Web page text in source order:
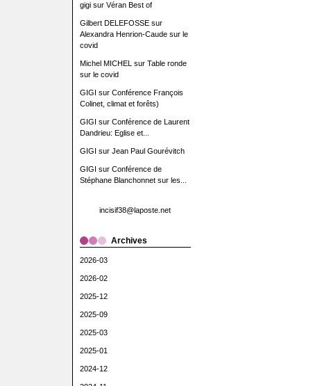
gigisur Véran Best of
Gilbert DELEFOSSEsur
Alexandra Henrion-Caude sur le
covid
Michel MICHEL sur Table ronde
sur le covid
GIGI sur Conférence François
Colinet, climat et forêts)
GIGI sur Conférence de Laurent
Dandrieu: Eglise et...
GIGI sur Jean Paul Gourévitch
GIGI sur Conférence de
Stéphane Blanchonnet sur les...
incisif38@laposte.net
Archives
2026-03
2026-02
2025-12
2025-09
2025-03
2025-01
2024-12